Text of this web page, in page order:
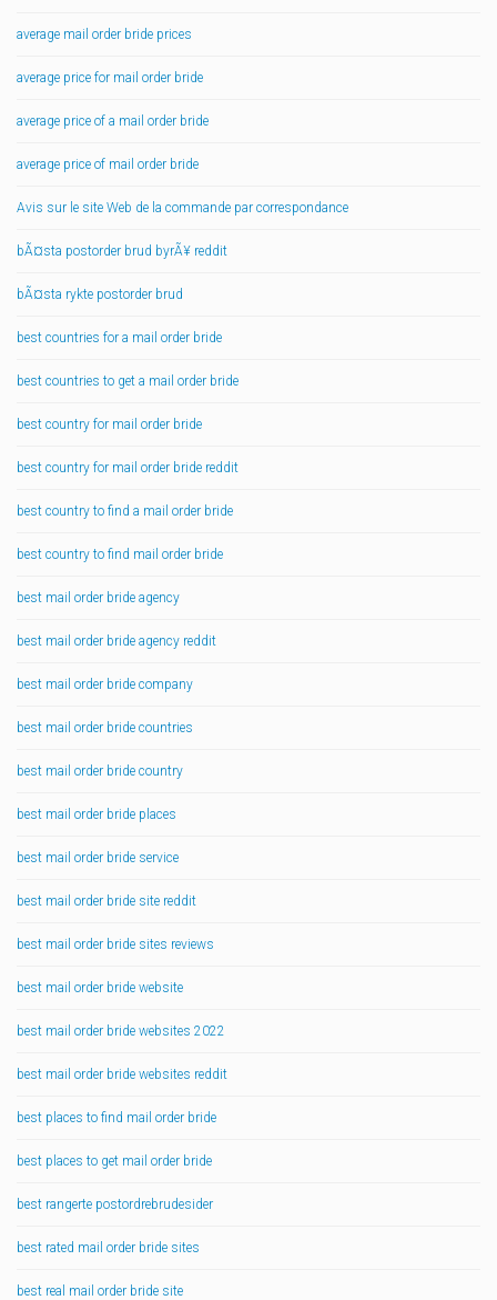
average mail order bride prices
average price for mail order bride
average price of a mail order bride
average price of mail order bride
Avis sur le site Web de la commande par correspondance
bÃ¤sta postorder brud byrÃ¥ reddit
bÃ¤sta rykte postorder brud
best countries for a mail order bride
best countries to get a mail order bride
best country for mail order bride
best country for mail order bride reddit
best country to find a mail order bride
best country to find mail order bride
best mail order bride agency
best mail order bride agency reddit
best mail order bride company
best mail order bride countries
best mail order bride country
best mail order bride places
best mail order bride service
best mail order bride site reddit
best mail order bride sites reviews
best mail order bride website
best mail order bride websites 2022
best mail order bride websites reddit
best places to find mail order bride
best places to get mail order bride
best rangerte postordrebrudesider
best rated mail order bride sites
best real mail order bride site